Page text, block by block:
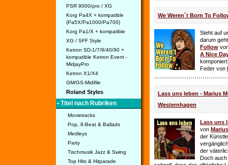
PSR 9000/pro / XG
Korg Pa4X + kompatible
(Pa5X/Pa1000/Pa700)
Korg Pa1/X + kompatible
XG / SFF Style
Ketron SD-1/7/9/40/90 +
kompatible Ketron Event -
MidjayPro
Ketron X1/X4
GM/GS-Midifile
Roland Styles
• Titel nach Rubriken
Movietracks
Pop, 8-Beat & Ballads
Medleys
Party
Tischmusik Jazz & Swing
Top Hits & Hitparade
We Weren´t Born To
Steht auf
darum
Follow
A Nice
Feder von
Lass uns leben - Marius
Westernhagen
Lass uns
von
der
der
Doch auch